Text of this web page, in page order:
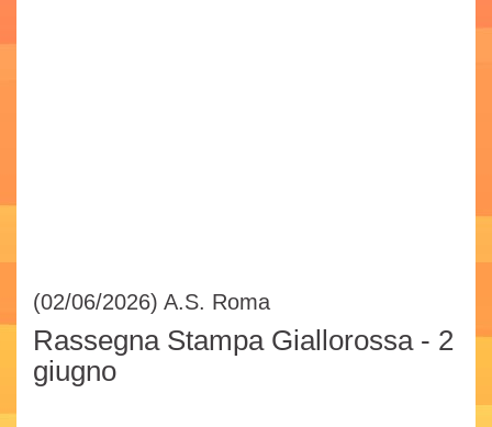
(02/06/2026) A.S. Roma
Rassegna Stampa Giallorossa - 2
giugno